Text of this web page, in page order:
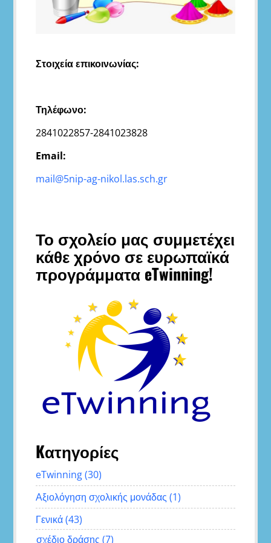
Στοιχεία επικοινωνίας:
Τηλέφωνο:
2841022857-2841023828
Email:
mail@5nip-ag-nikol.las.sch.gr
Το σχολείο μας συμμετέχει
κάθε χρόνο σε ευρωπαϊκά
προγράμματα eTwinning!
Kατηγορίες
eTwinning(30)
Αξιολόγηση σχολικής μονάδας (1)
Γενικά(43)
σχέδιο δράσης (7)